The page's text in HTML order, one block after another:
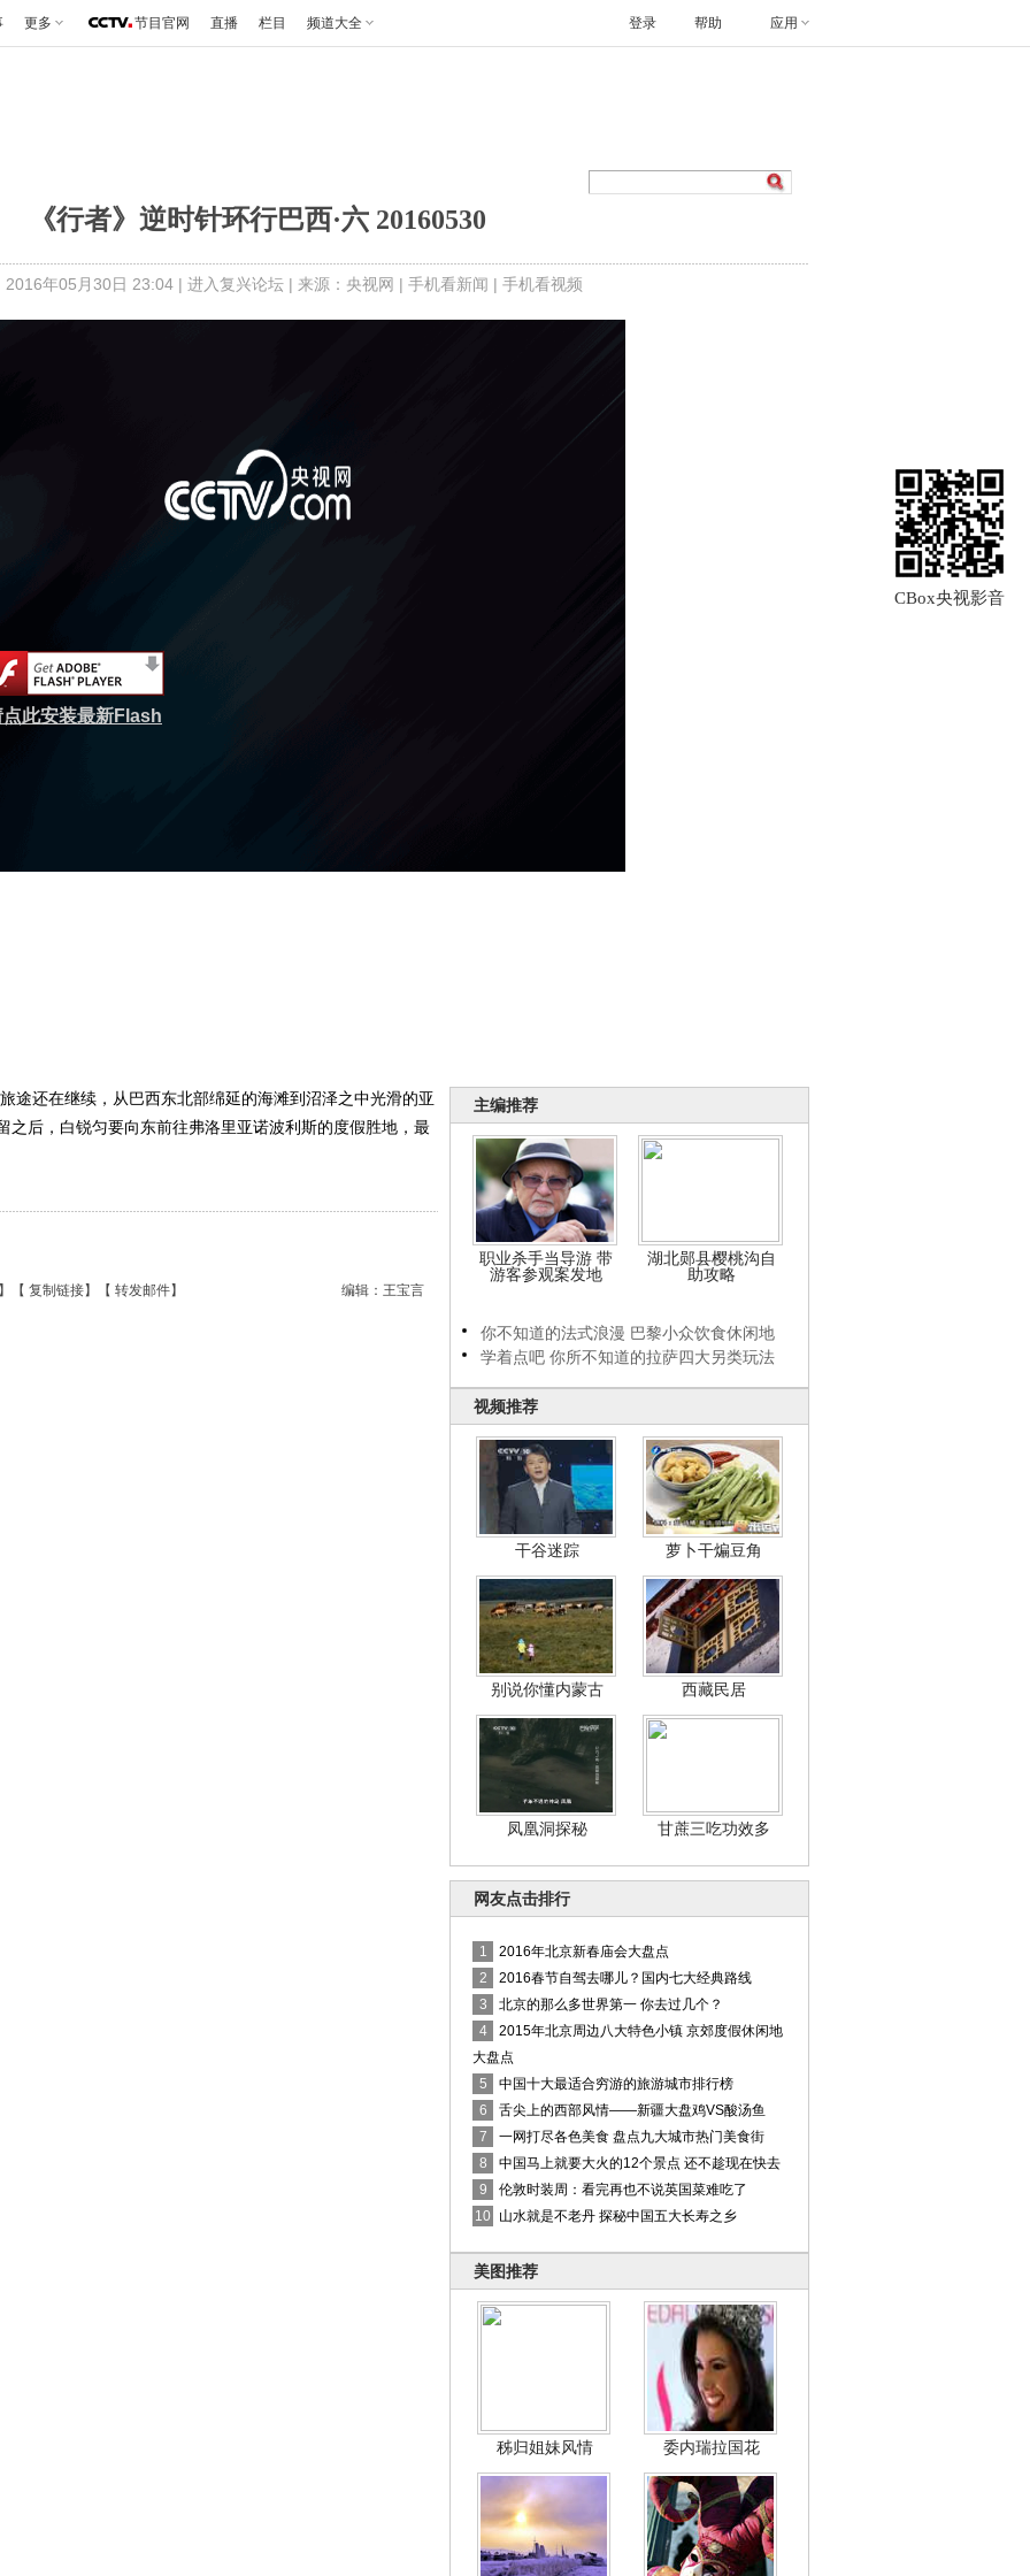
更多 节目官网 直播 栏目 频道大全 帮助 应用
登录
《行者》逆时针环行巴西·六 20160530
2016年05月30日 23:04 | 进入复兴论坛 | 来源：央视网 | 手机看新闻 | 手机看视频
点此安装最新Flash
主编推荐
职业杀手当导游 带
游客参观案发地
湖北郧县樱桃沟自
助攻略
你不知道的法式浪漫 巴黎小众饮食休闲地
学着点吧 你所不知道的拉萨四大另类玩法
视频推荐
干谷迷踪 萝卜干煸豆角
别说你懂内蒙古 西藏民居
凤凰洞探秘 甘蔗三吃功效多
网友点击排行
1
2016年北京新春庙会大盘点
2
2016春节自驾去哪儿？国内七大经典路线
3
北京的那么多世界第一 你去过几个？
4
2015年北京周边八大特色小镇 京郊度假休闲地
大盘点
5
中国十大最适合穷游的旅游城市排行榜
6
舌尖上的西部风情——新疆大盘鸡VS酸汤鱼
7
一网打尽各色美食 盘点九大城市热门美食街
8
中国马上就要大火的12个景点 还不趁现在快去
9
伦敦时装周：看完再也不说英国菜难吃了
10
山水就是不老丹 探秘中国五大长寿之乡
美图推荐
秭归姐妹风情 委内瑞拉国花
CBox央视影音
在继续，从巴西东北部绵延的海滩到沼泽之中光滑的亚
之后，白锐匀要向东前往弗洛里亚诺波利斯的度假胜地，最
编辑：王宝言
【 复制链接】【 转发邮件】